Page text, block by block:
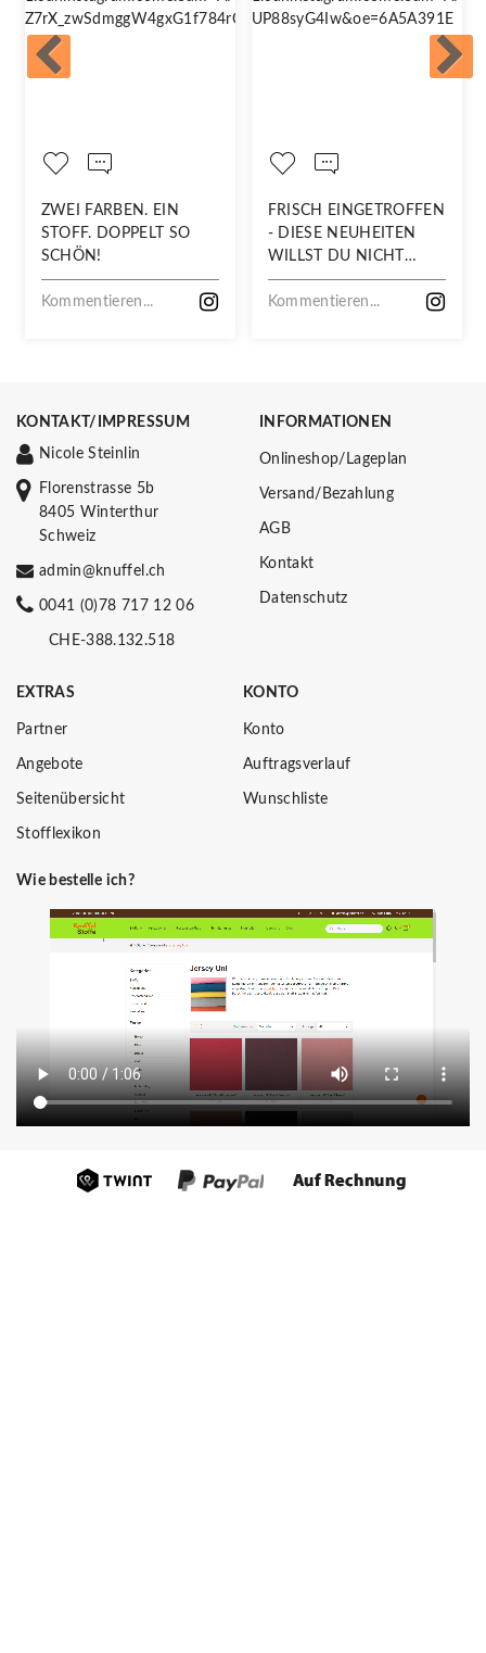
ZWEI FARBEN. EIN
STOFF. DOPPELT SO
SCHÖN!
Kommentieren...
FRISCH EINGETROFFEN
- DIESE NEUHEITEN
WILLST DU NICHT
VERPASSEN!
Kommentieren...
KONTAKT/IMPRESSUM
Nicole Steinlin
Florenstrasse 5b
8405 Winterthur
Schweiz
admin@knuffel.ch
0041 (0)78 717 12 06
CHE-388.132.518
INFORMATIONEN
Onlineshop/Lageplan
Versand/Bezahlung
AGB
Kontakt
Datenschutz
EXTRAS
Partner
Angebote
Seitenübersicht
Stofflexikon
KONTO
Konto
Auftragsverlauf
Wunschliste
Wie bestelle ich?